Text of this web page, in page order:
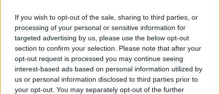
If you wish to opt-out of the sale, sharing to third parties, or
processing of your personal or sensitive information for
targeted advertising by us, please use the below opt-out
section to confirm your selection. Please note that after your
opt-out request is processed you may continue seeing
interest-based ads based on personal information utilized by
us or personal information disclosed to third parties prior to
your opt-out. You may separately opt-out of the further
Aukció helye: Budapest, V. Balaton utca 8.
Tételszám: 572
Eladó adatai
Eladó: Nagyházi Galéria és
Aukciósház